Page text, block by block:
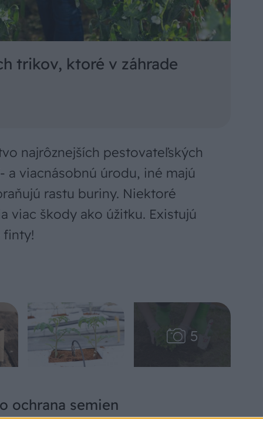
trikov, ktoré v záhrade
najrôznejších pestovateľských
viacnásobnú úrodu, iné majú
rastu buriny. Niektoré
viac škody ako úžitku. Existujú
finty!
ochrana semien